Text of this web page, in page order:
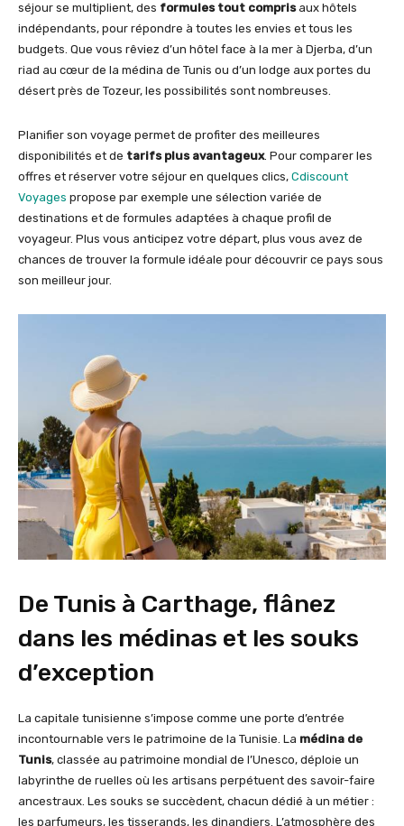
séjour se multiplient, des formules tout comprisaux hôtels
indépendants, pour répondre à toutes les envies et tous les
budgets. Que vous rêviez d’un hôtel face à la mer à Djerba, d’un
riad au cœur de la médina de Tunis ou d’un lodge aux portes du
désert près de Tozeur, les possibilités sont nombreuses.
Planifier son voyage permet de profiter des meilleures
disponibilités et de tarifs plus avantageux. Pour comparer les
offres et réserver votre séjour en quelques clics, Cdiscount
Voyages propose par exemple une sélection variée de
destinations et de formules adaptées à chaque profil de
voyageur. Plus vous anticipez votre départ, plus vous avez de
chances de trouver la formule idéale pour découvrir ce pays sous
son meilleur jour.
De Tunis à Carthage, flânez
dans les médinas et les souks
d’exception
La capitale tunisienne s’impose comme une porte d’entrée
incontournable vers le patrimoine de la Tunisie. La médina de
Tunis, classée au patrimoine mondial de l’Unesco, déploie un
labyrinthe de ruelles où les artisans perpétuent des savoir-faire
ancestraux. Les souks se succèdent, chacun dédié à un métier :
les parfumeurs, les tisserands, les dinandiers. L’atmosphère des